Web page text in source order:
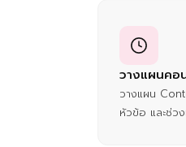
วางแผนคอ
วางแผน
หัวข้อ และช่วง